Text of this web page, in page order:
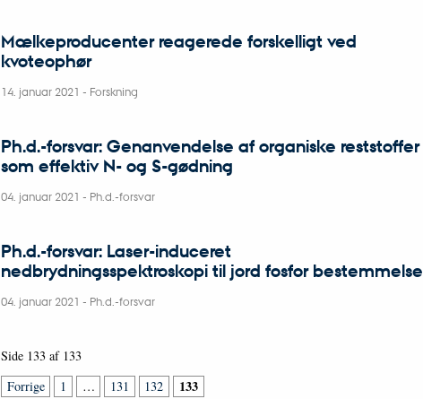
Mælkeproducenter reagerede forskelligt ved
kvoteophør
14. januar 2021 - Forskning
Ph.d.-forsvar: Genanvendelse af organiske reststoffer
som effektiv N- og S-gødning
04. januar 2021 - Ph.d.-forsvar
Ph.d.-forsvar: Laser-induceret
nedbrydningsspektroskopi til jord fosfor bestemmelse
04. januar 2021 - Ph.d.-forsvar
Side 133 af 133
Forrige
1 … 131 132 133